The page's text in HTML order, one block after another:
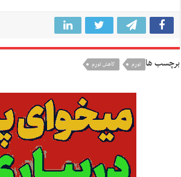
برچسب ها تورم کاهش تورم